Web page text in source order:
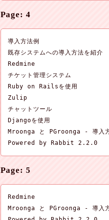
Page: 4
導入方法例
既存システムへの導入方法を紹介
Redmine
チケット管理システム
Ruby on Railsを使用
Zulip
チャットツール
Djangoを使用
Mroonga と PGroonga - 導入
Powered by Rabbit 2.2.0
Page: 5
Redmine
Mroonga と PGroonga - 導入